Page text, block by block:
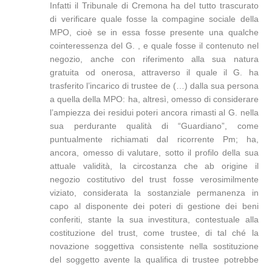
Infatti il Tribunale di Cremona ha del tutto trascurato
di verificare quale fosse la compagine sociale della
MPO, cioè se in essa fosse presente una qualche
cointeressenza del G. , e quale fosse il contenuto nel
negozio, anche con riferimento alla sua natura
gratuita od onerosa, attraverso il quale il G. ha
trasferito l’incarico di trustee de (…) dalla sua persona
a quella della MPO: ha, altresì, omesso di considerare
l’ampiezza dei residui poteri ancora rimasti al G. nella
sua perdurante qualità di “Guardiano”, come
puntualmente richiamati dal ricorrente Pm; ha,
ancora, omesso di valutare, sotto il profilo della sua
attuale validità, la circostanza che ab origine il
negozio costitutivo del trust fosse verosimilmente
viziato, considerata la sostanziale permanenza in
capo al disponente dei poteri di gestione dei beni
conferiti, stante la sua investitura, contestuale alla
costituzione del trust, come trustee, di tal ché la
novazione soggettiva consistente nella sostituzione
del soggetto avente la qualifica di trustee potrebbe